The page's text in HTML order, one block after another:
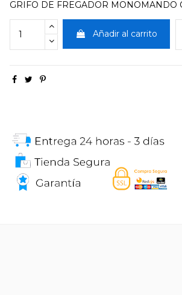
GRIFO DE FREGADOR MONOMANDO
Añadir al carrito